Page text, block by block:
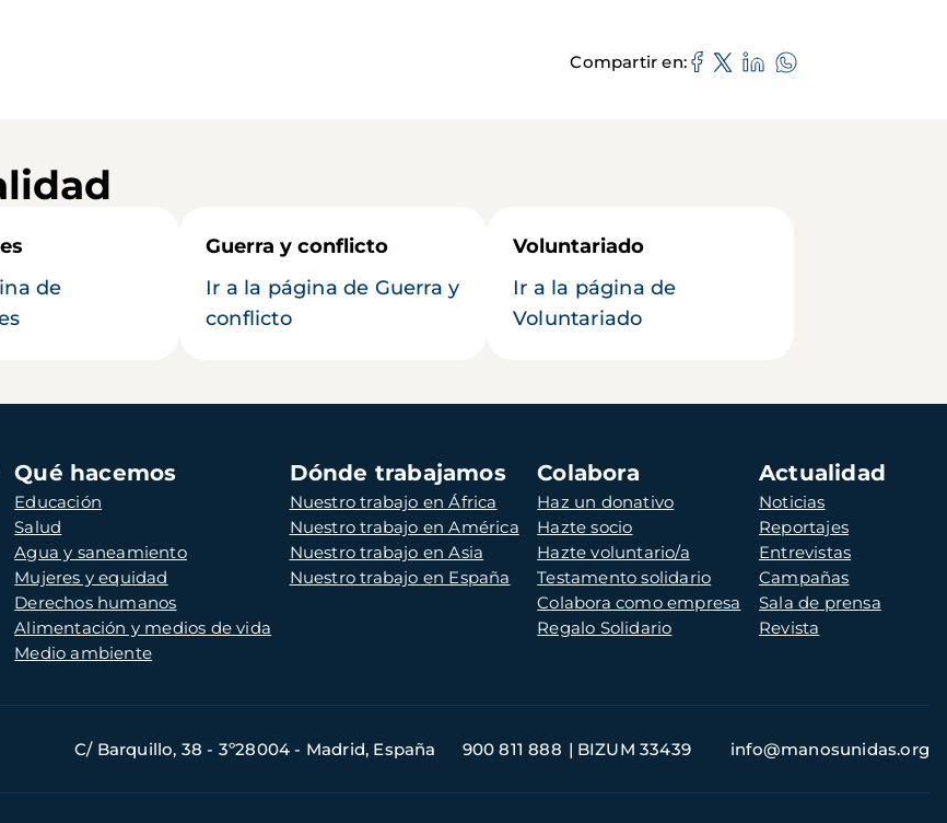
Compartir en
de
Guerra y conflicto
Ir a la página de Guerra y
conflicto
Voluntariado
Ir a la página de
Voluntariado
Qué hacemos
Educación
Salud
Agua y saneamiento
Mujeres y equidad
Derechos humanos
Alimentación y medios de vida
Medio ambiente
Dónde trabajamos
Nuestro trabajo en África
Nuestro trabajo en América
Nuestro trabajo en Asia
Nuestro trabajo en España
Colabora
Haz un donativo
Hazte socio
Hazte voluntario/a
Testamento solidario
Colabora como empresa
Regalo Solidario
Actualidad
Noticias
Reportajes
Entrevistas
Campañas
Sala de prensa
Revista
C/ Barquillo, 38 - 3º28004 - Madrid, España 900 811 888 BIZUM 33439 info@manosunidas.org